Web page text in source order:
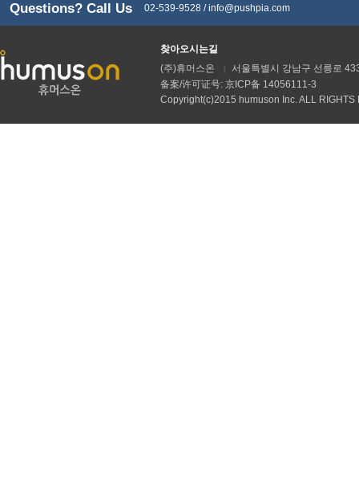
Questions? Call Us 02-539-9528 /info@pushpia.com
찾아오시는길
(주)휴머스온
서울특별시 강남구 선릉로
备案/许可证号: 京ICP备 14056111-3
Copyright(c)2015 humuson Inc. ALL RIGHTS